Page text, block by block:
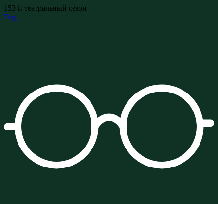
153-й театральный сезон
Eng